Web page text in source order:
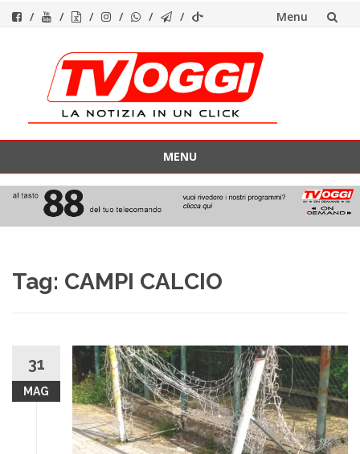
Menu
contenuto
MENU
contenuto
Tag: CAMPI CALCIO
31
MAG